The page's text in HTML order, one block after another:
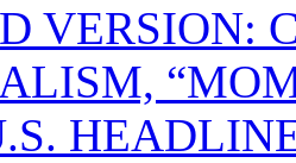
VERSION: